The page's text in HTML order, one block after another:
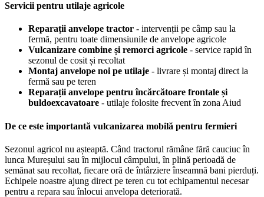
Servicii pentru utilaje agricole
Reparații anvelope tractor - intervenții pe câmp sau la
fermă, pentru toate dimensiunile de anvelope agricole
Vulcanizare combine și remorci agricole - service rapid în
sezonul de cosit și recoltat
Montaj anvelope noi pe utilaje - livrare și montaj direct la
fermă sau pe teren
Reparații anvelope pentru încărcătoare frontale și
buldoexcavatoare - utilaje folosite frecvent în zona Aiud
De ce este importantă vulcanizarea mobilă pentru fermieri
Sezonul agricol nu așteaptă. Când tractorul rămâne fără cauciuc în
lunca Mureșului sau în mijlocul câmpului, în plină perioadă de
semănat sau recoltat, fiecare oră de întârziere înseamnă bani pierduți.
Echipele noastre ajung direct pe teren cu tot echipamentul necesar
pentru a repara sau înlocui anvelopa deteriorată.